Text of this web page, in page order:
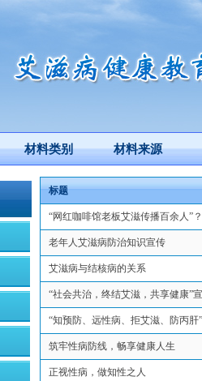
材料类别 材料来源
标题
“网红咖啡馆老板艾滋传播百余人”？
老年人艾滋病防治知识宣传
艾滋病与结核病的关系
“社会共治，终结艾滋，共享健康”
“知预防、远性病、拒艾滋、防丙肝
筑牢性病防线，畅享健康人生
正视性病，做知性之人